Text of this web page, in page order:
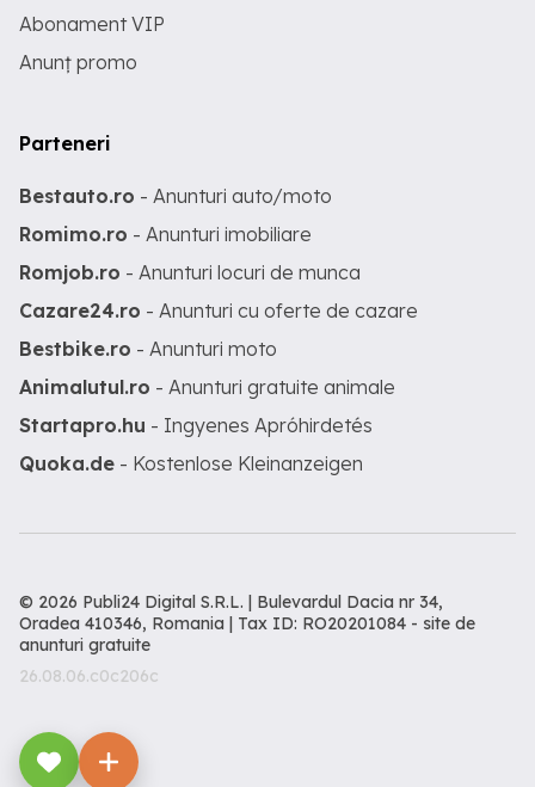
Abonament VIP
Anunț promo
Parteneri
Bestauto.ro - Anunturi auto/moto
Romimo.ro - Anunturi imobiliare
Romjob.ro - Anunturi locuri de munca
Cazare24.ro - Anunturi cu oferte de cazare
Bestbike.ro - Anunturi moto
Animalutul.ro - Anunturi gratuite animale
Startapro.hu - Ingyenes Apróhirdetés
Quoka.de - Kostenlose Kleinanzeigen
© 2026 Publi24 Digital S.R.L. | Bulevardul Dacia nr 34,
Oradea 410346, Romania | Tax ID: RO20201084 - site de
anunturi gratuite
26.08.06.c0c206c